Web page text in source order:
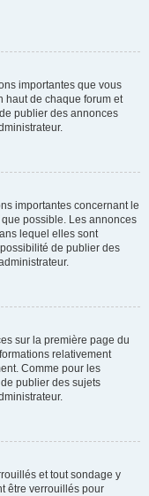
importantes que vous
haut de chaque forum et
publier des annonces
importantes concernant le
possible. Les annonces
lequel elles sont
de publier des
sur la première page du
relativement
Comme pour les
publier des sujets
et tout sondage y
être verrouillés pour